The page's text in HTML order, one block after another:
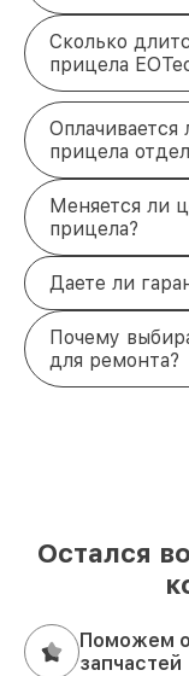
Сколько
прицела
Оплачивается
прицела
Меняется ли
прицела?
Даете ли
Почему
для ремонта?
Остался
Поможем
запчастей